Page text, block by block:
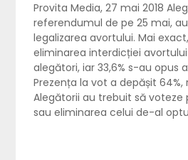
Provita Media, 27 mai 2018
referendumul de pe 25 mai,
legalizarea avortului. Mai
eliminarea interdicției avortului
alegători, iar 33,6% s-au opus
Prezența la vot a depășit
Alegătorii au trebuit să
sau eliminarea celui de-al